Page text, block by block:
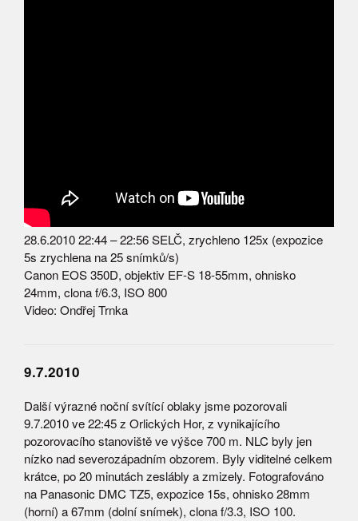
28.6.2010 22:44 – 22:56 SELČ, zrychleno 125x (expozice
5s zrychlena na 25 snímků/s)
Canon EOS 350D, objektiv EF-S 18-55mm, ohnisko
24mm, clona f/6.3, ISO 800
Video: Ondřej Trnka
9.7.2010
Další výrazné noční svítící oblaky jsme pozorovali
9.7.2010 ve 22:45 z Orlických Hor, z vynikajícího
pozorovacího stanoviště ve výšce 700 m. NLC byly jen
nízko nad severozápadním obzorem. Byly viditelné celkem
krátce, po 20 minutách zeslábly a zmizely. Fotografováno
na Panasonic DMC TZ5, expozice 15s, ohnisko 28mm
(horní) a 67mm (dolní snímek), clona f/3.3, ISO 100.